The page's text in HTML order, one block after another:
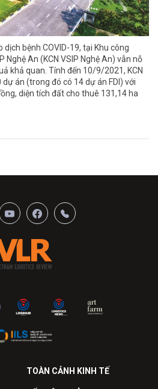
bệnh COVID-19, tại Khu công
Nghệ An (KCN VSIP Nghệ An) vẫn nỗ
khả quan. Tính đến 10/9/2021, KCN
án (trong đó có 14 dự án FDI) với
diện tích đất cho thuê 131,14 ha
TOÀN CẢNH KINH TẾ